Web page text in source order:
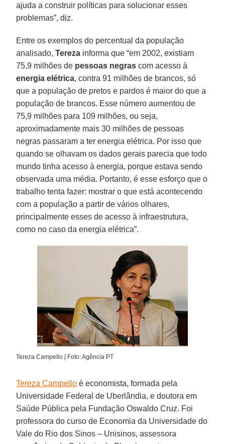
ajuda a construir políticas para solucionar esses
problemas”, diz.
Entre os exemplos do percentual da população
analisado,Tereza informa que “em 2002, existiam
75,9 milhões de pessoas negras com acesso à
energia elétrica, contra 91 milhões de brancos, só
que a população de pretos e pardos é maior do que a
população de brancos. Esse número aumentou de
75,9 milhões para 109 milhões, ou seja,
aproximadamente mais 30 milhões de pessoas
negras passaram a ter energia elétrica. Por isso que
quando se olhavam os dados gerais parecia que todo
mundo tinha acesso à energia, porque estava sendo
observada uma média. Portanto, é esse esforço que o
trabalho tenta fazer: mostrar o que está acontecendo
com a população a partir de vários olhares,
principalmente esses de acesso à infraestrutura,
como no caso da energia elétrica”.
Tereza Campello | Foto: Agência PT
Tereza Campello é economista, formada pela
Universidade Federal de Uberlândia, e doutora em
Saúde Pública pela Fundação Oswaldo Cruz. Foi
professora do curso de Economia da Universidade do
Vale do Rio dos Sinos – Unisinos, assessora